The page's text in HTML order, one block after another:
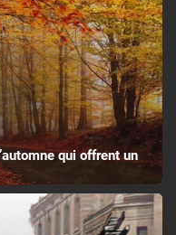
qui offrent un